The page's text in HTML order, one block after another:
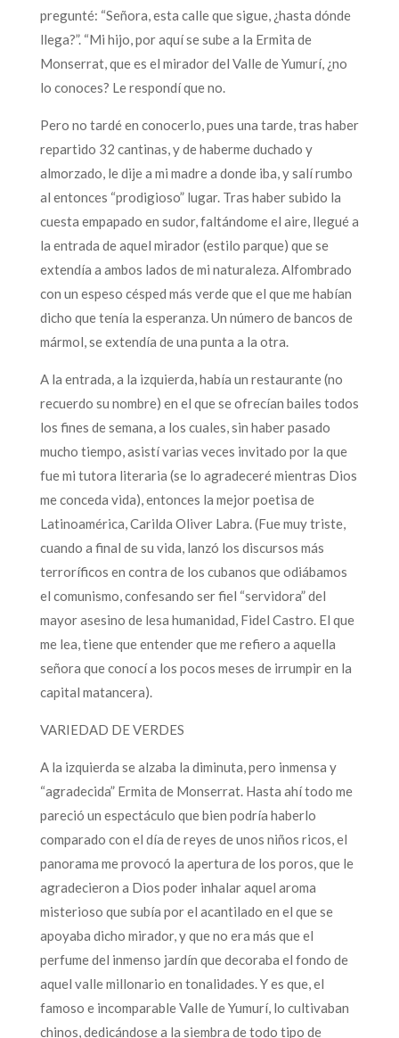
pregunté: “Señora, esta calle que sigue, ¿hasta dónde
llega?”. “Mi hijo, por aquí se sube a la Ermita de
Monserrat, que es el mirador del Valle de Yumurí, ¿no
lo conoces? Le respondí que no.
Pero no tardé en conocerlo, pues una tarde, tras haber
repartido 32 cantinas, y de haberme duchado y
almorzado, le dije a mi madre a donde iba, y salí rumbo
al entonces “prodigioso” lugar. Tras haber subido la
cuesta empapado en sudor, faltándome el aire, llegué a
la entrada de aquel mirador (estilo parque) que se
extendía a ambos lados de mi naturaleza. Alfombrado
con un espeso césped más verde que el que me habían
dicho que tenía la esperanza. Un número de bancos de
mármol, se extendía de una punta a la otra.
A la entrada, a la izquierda, había un restaurante (no
recuerdo su nombre) en el que se ofrecían bailes todos
los fines de semana, a los cuales, sin haber pasado
mucho tiempo, asistí varias veces invitado por la que
fue mi tutora literaria (se lo agradeceré mientras Dios
me conceda vida), entonces la mejor poetisa de
Latinoamérica, Carilda Oliver Labra. (Fue muy triste,
cuando a final de su vida, lanzó los discursos más
terroríficos en contra de los cubanos que odiábamos
el comunismo, confesando ser fiel “servidora” del
mayor asesino de lesa humanidad, Fidel Castro. El que
me lea, tiene que entender que me refiero a aquella
señora que conocí a los pocos meses de irrumpir en la
capital matancera).
VARIEDAD DE VERDES
A la izquierda se alzaba la diminuta, pero inmensa y
“agradecida” Ermita de Monserrat. Hasta ahí todo me
pareció un espectáculo que bien podría haberlo
comparado con el día de reyes de unos niños ricos, el
panorama me provocó la apertura de los poros, que le
agradecieron a Dios poder inhalar aquel aroma
misterioso que subía por el acantilado en el que se
apoyaba dicho mirador, y que no era más que el
perfume del inmenso jardín que decoraba el fondo de
aquel valle millonario en tonalidades. Y es que, el
famoso e incomparable Valle de Yumurí, lo cultivaban
chinos, dedicándose a la siembra de todo tipo de